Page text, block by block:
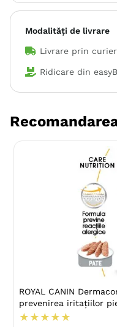
Modalități de livrare
Livrare prin
Ridicare din
ROYAL CANIN
prevenirea iritațiilor
★ ★ ★ ★ ★